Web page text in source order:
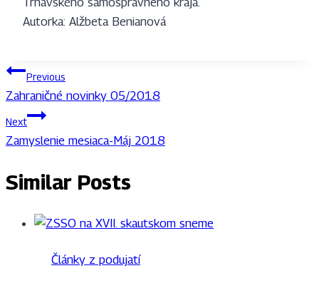
Autorka: Alžbeta Benianová
Navigácia
v
článku
Previous
Zahraničné novinky 05/2018
Next
Zamyslenie mesiaca-Máj 2018
Similar Posts
Články z podujatí